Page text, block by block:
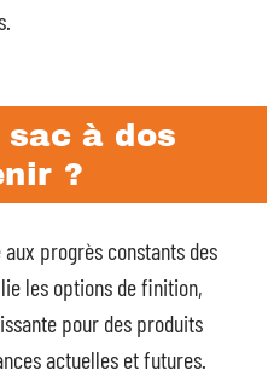
à dos
?
progrès constants des
les options de finition,
pour des produits
actuelles et futures.